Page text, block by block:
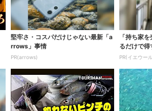
堅牢さ・コスパだけじゃない最新「a
rrows」事情
PR(arrows)
「持ち家
るだけで得
PR(イエウー